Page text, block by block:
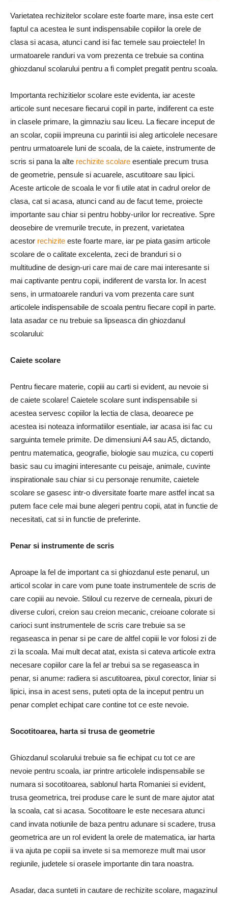
Varietatea rechizitelor scolare este foarte mare, insa este cert
faptul ca acestea le sunt indispensabile copiilor la orele de
clasa si acasa, atunci cand isi fac temele sau proiectele! In
urmatoarele randuri va vom prezenta ce trebuie sa contina
ghiozdanul scolarului pentru a fi complet pregatit pentru scoala.
Importanta rechizitielor scolare este evidenta, iar aceste
articole sunt necesare fiecarui copil in parte, indiferent ca este
in clasele primare, la gimnaziu sau liceu. La fiecare inceput de
an scolar, copiii impreuna cu parintii isi aleg articolele necesare
pentru urmatoarele luni de scoala, de la caiete, instrumente de
scris si pana la alte rechizite scolare esentiale precum trusa
de geometrie, pensule si acuarele, ascutitoare sau lipici.
Aceste articole de scoala le vor fi utile atat in cadrul orelor de
clasa, cat si acasa, atunci cand au de facut teme, proiecte
importante sau chiar si pentru hobby-urilor lor recreative. Spre
deosebire de vremurile trecute, in prezent, varietatea
acestor rechizite este foarte mare, iar pe piata gasim articole
scolare de o calitate excelenta, zeci de branduri si o
multitudine de design-uri care mai de care mai interesante si
mai captivante pentru copii, indiferent de varsta lor. In acest
sens, in urmatoarele randuri va vom prezenta care sunt
articolele indispensabile de scoala pentru fiecare copil in parte.
Iata asadar ce nu trebuie sa lipseasca din ghiozdanul
scolarului:
Caiete scolare
Pentru fiecare materie, copiii au carti si evident, au nevoie si
de caiete scolare! Caietele scolare sunt indispensabile si
acestea servesc copiilor la lectia de clasa, deoarece pe
acestea isi noteaza informatiilor esentiale, iar acasa isi fac cu
sarguinta temele primite. De dimensiuni A4 sau A5, dictando,
pentru matematica, geografie, biologie sau muzica, cu coperti
basic sau cu imagini interesante cu peisaje, animale, cuvinte
inspirationale sau chiar si cu personaje renumite, caietele
scolare se gasesc intr-o diversitate foarte mare astfel incat sa
putem face cele mai bune alegeri pentru copii, atat in functie de
necesitati, cat si in functie de preferinte.
Penar si instrumente de scris
Aproape la fel de important ca si ghiozdanul este penarul, un
articol scolar in care vom pune toate instrumentele de scris de
care copiii au nevoie. Stiloul cu rezerve de cerneala, pixuri de
diverse culori, creion sau creion mecanic, creioane colorate si
carioci sunt instrumentele de scris care trebuie sa se
regaseasca in penar si pe care de altfel copiii le vor folosi zi de
zi la scoala. Mai mult decat atat, exista si cateva articole extra
necesare copiilor care la fel ar trebui sa se regaseasca in
penar, si anume: radiera si ascutitoarea, pixul corector, liniar si
lipici, insa in acest sens, puteti opta de la inceput pentru un
penar complet echipat care contine tot ce este nevoie.
Socotitoarea, harta si trusa de geometrie
Ghiozdanul scolarului trebuie sa fie echipat cu tot ce are
nevoie pentru scoala, iar printre articolele indispensabile se
numara si socotitoarea, sablonul harta Romaniei si evident,
trusa geometrica, trei produse care le sunt de mare ajutor atat
la scoala, cat si acasa. Socotitoare le este necesara atunci
cand invata notiunile de baza pentru adunare si scadere, trusa
geometrica are un rol evident la orele de matematica, iar harta
ii va ajuta pe copiii sa invete si sa memoreze mult mai usor
regiunile, judetele si orasele importante din tara noastra.
Asadar, daca sunteti in cautare de rechizite scolare, magazinul